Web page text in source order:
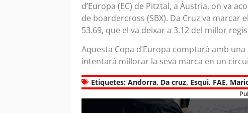
d’Europa (EC) de Pitztal, a Àustria, on va
de boardercross (SBX). Da Cruz va
53.69, que el va deixar a 3.12 del millor
Aquesta Copa d’Europa comptarà amb
intentarà millorar la seva marca en un
Etiquetes: Andorra, Da cruz, Esqui, FAE,